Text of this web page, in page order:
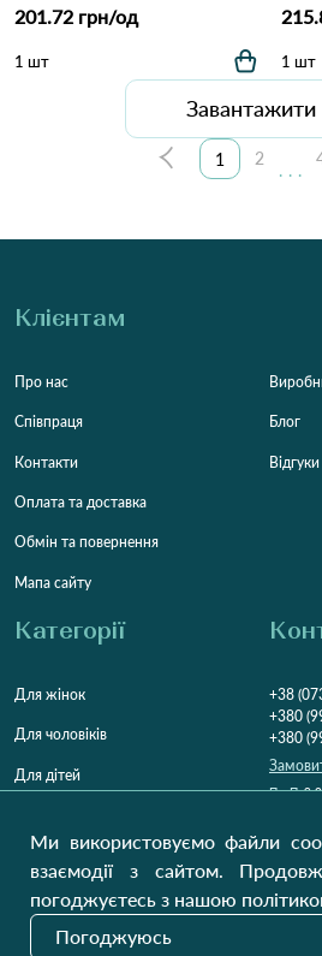
201.72 грн/од
1 шт 1 шт
1 2
...
Клієнтам
Про нас
Співпраця
Контакти
Оплата та доставка
Обмін та повернення
Мапа сайту
Блог
Відгуки
Категорії
Для жінок
Для чоловіків
Для дітей
+38
+380
+380
Пн-Пт
Відкрити
Наші оновлення
Ми використовуємо файли
взаємодії з сайтом.
погоджуєтесь з нашою
Погоджуюсь